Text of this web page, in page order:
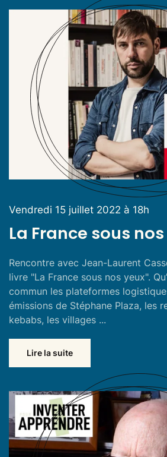
Vendredi 15 juillet 2022 à 18h
La France sous
Rencontre avec Jean-Laurent
livre "La France sous nos yeux".
commun les plateformes
émissions de Stéphane Plaza, les
kebabs, les villages ...
Lire la suite